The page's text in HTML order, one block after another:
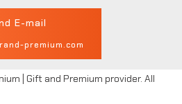
E-mail
premium.com
| Gift and Premium provider. All